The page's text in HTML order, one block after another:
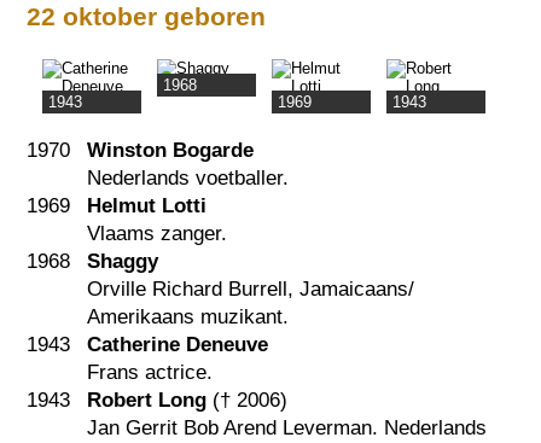
22 oktober geboren
1943
1968
1969
1943
1970
Winston Bogarde
Nederlands voetballer.
1969
Helmut Lotti
Vlaams zanger.
1968
Shaggy
Orville Richard Burrell, Jamaicaans/
Amerikaans muzikant.
1943
Catherine Deneuve
Frans actrice.
1943
Robert Long (†2006)
Jan Gerrit Bob Arend Leverman. Nederlands